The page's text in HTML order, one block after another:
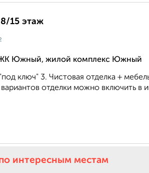
15 этаж
Южный, жилой комплекс Южный
ключ" 3. Чистовая отделка +
отделки можно включить в
интересным местам